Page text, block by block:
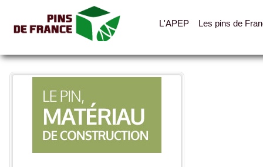
L'APEP Les pins de
Toutes les photos